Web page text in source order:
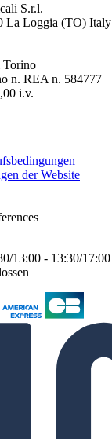
S.r.l.
La Loggia (TO) Italy
Torino
n. REA n. 584777
i.v.
der Website
13:00 - 13:30/17:00